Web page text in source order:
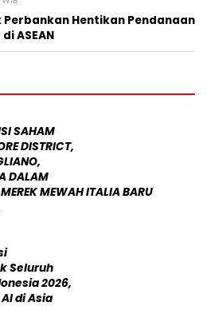
Perbankan Hentikan Pendanaan
ASEAN
SAHAM
DISTRICT,
DALAM
MEWAH ITALIA BARU
Seluruh
2026,
di Asia